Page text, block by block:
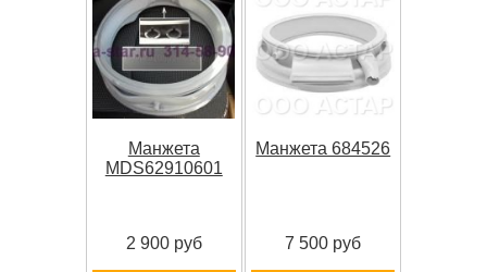
Манжета
MDS62910601
2 900 руб
Манжета 684526
7 500 руб